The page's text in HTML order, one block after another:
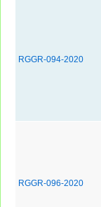
RGGR-094-2020
RGGR-096-2020